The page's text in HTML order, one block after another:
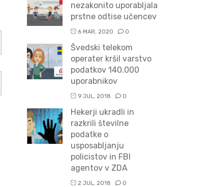
nezakonito uporabljala
prstne odtise učencev
6 MAR, 2020 0
Švedski telekom
operater kršil varstvo
podatkov 140.000
uporabnikov
9 JUL, 2018 0
Hekerji ukradli in
razkrili številne
podatke o
usposabljanju
policistov in FBI
agentov v ZDA
2 JUL, 2018 0